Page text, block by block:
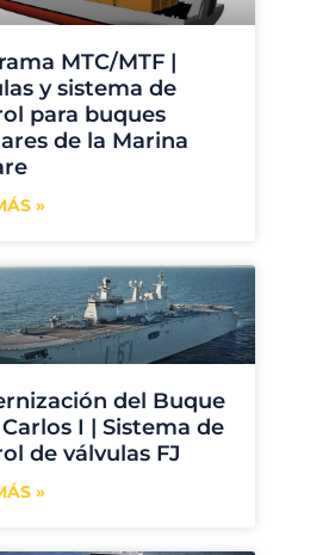
MTC/MTF |
y sistema de
para buques
de la Marina
»
del Buque
I | Sistema de
de válvulas FJ
»